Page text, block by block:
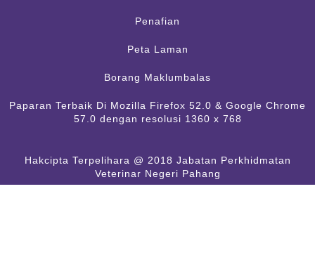
Penafian
Peta Laman
Borang Maklumbalas
Paparan Terbaik Di Mozilla Firefox 52.0 & Google Chrome
57.0 dengan resolusi 1360 x 768
Hakcipta Terpelihara @ 2018 Jabatan Perkhidmatan
Veterinar Negeri Pahang